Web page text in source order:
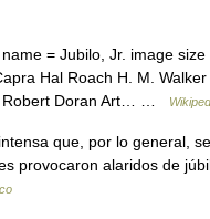
= Jubilo, Jr. image
Hal Roach H. M.
Robert Doran Art… …
que, por lo general,
provocaron alaridos de